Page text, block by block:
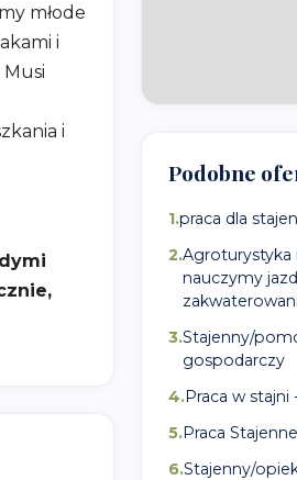
młode
i
i
Podobne
1.praca dla
2.Agroturystyka
nauczymy
3.Stajenny/
gospodarczy
4.Praca w stajni
5.Praca
6.Stajenny/